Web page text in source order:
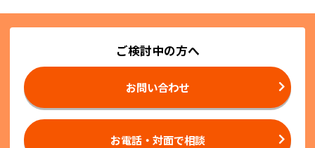
ご検討中の方へ
お問い合わせ
お電話・対面で相談